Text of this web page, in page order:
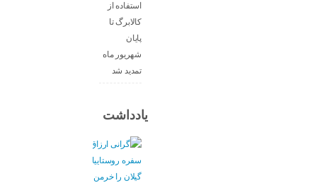
استفاده از
کالابرگ تا
پایان
شهریور ماه
تمدید شد
یادداشت